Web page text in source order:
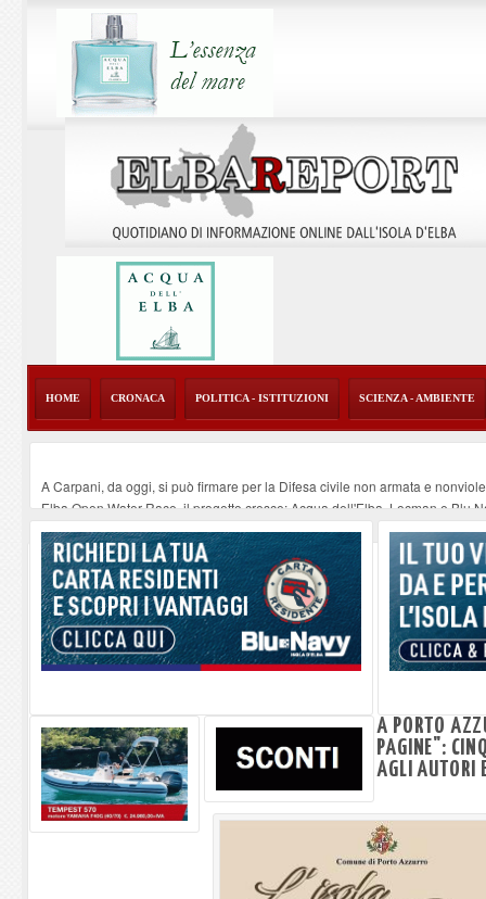
HOME CRONACA POLITICA - ISTITUZIONI SCIENZA - AMBIENTE
A Carpani, da oggi, si può firmare per la Difesa civile non armata e
Elba Open Water Race, il progetto cresce: Acqua dell'Elba, Locman e Blu
Serata musicale all'Oratorio di Santo Stefano alle Trane
07-08-2026
Stasera a Procchio il Quiz Musicale- 07-08-2026
Francesco Guccini a Genova. La vodka e la focaccia - 07-08-2026
A PORTO
PAGINE":
AGLI AUTORI